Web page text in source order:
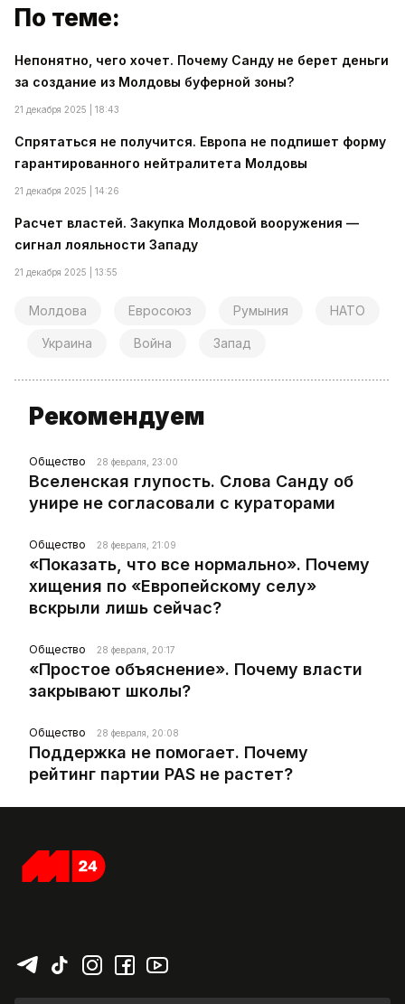
По теме:
Непонятно, чего хочет. Почему Санду не берет деньги
за создание из Молдовы буферной зоны?
21 декабря 2025 | 18:43
Спрятаться не получится. Европа не подпишет форму
гарантированного нейтралитета Молдовы
21 декабря 2025 | 14:26
Расчет властей. Закупка Молдовой вооружения —
сигнал лояльности Западу
21 декабря 2025 | 13:55
Молдова Евросоюз Румыния НАТО
Украина Война Запад
Рекомендуем
Общество 28 февраля, 23:00
Вселенская глупость. Слова Санду об
унире не согласовали с кураторами
Общество 28 февраля, 21:09
«Показать, что все нормально». Почему
хищения по «Европейскому селу»
вскрыли лишь сейчас?
Общество 28 февраля, 20:17
«Простое объяснение». Почему власти
закрывают школы?
Общество 28 февраля, 20:08
Поддержка не помогает. Почему
рейтинг партии PAS не растет?